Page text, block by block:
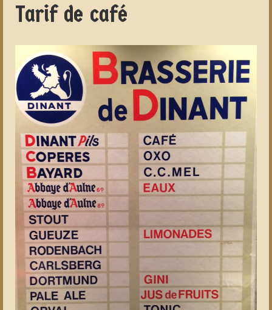
Tarif de café